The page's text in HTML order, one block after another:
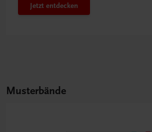
Jetzt entdecken
Musterbände